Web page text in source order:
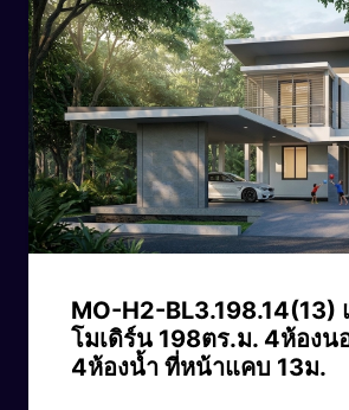
CODE: MO-H2-BL3.198.14(13)
MO-H2-BL3.198.14(13)
โมเดิร์น 198ตร.ม. 4ห้องน
4ห้องน้ำ ที่หน้าแคบ 13ม.